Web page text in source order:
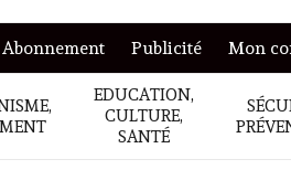
Abonnement Publicité Mon
EDUCATION,
CULTURE,
SANTÉ